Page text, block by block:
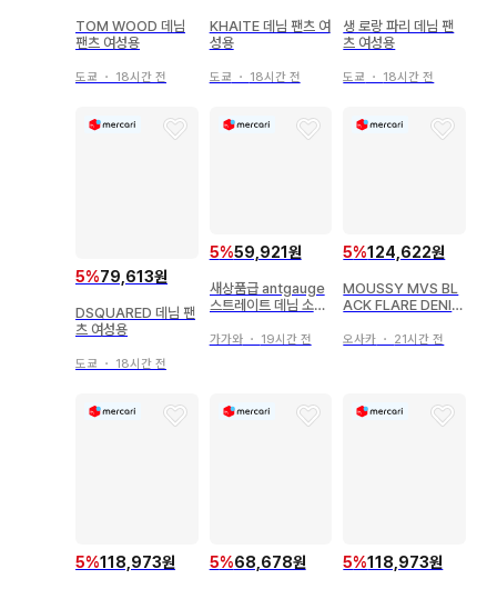
TOM WOOD 데님
팬츠 여성용
도쿄 ・ 18시간 전
KHAITE 데님 팬츠 여
성용
도쿄 ・ 18시간 전
생 로랑 파리 데님 팬
츠 여성용
도쿄 ・ 18시간 전
5%79,613원
DSQUARED 데님 팬
츠 여성용
도쿄 ・ 18시간 전
5%59,921원
새상품급 antgauge
스트레이트 데님 소가
가가와・ 19시간 전
5%124,622원
MOUSSY MVS BL
ACK FLARE DENIM
오사카 ・ 21시간 전
5%118,973원 5%68,678원 5%118,973원